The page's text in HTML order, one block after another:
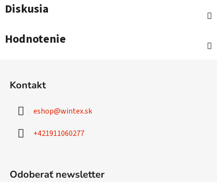
Diskusia
Hodnotenie
Kontakt
eshop@wintex.sk
+421911060277
Odoberať newsletter